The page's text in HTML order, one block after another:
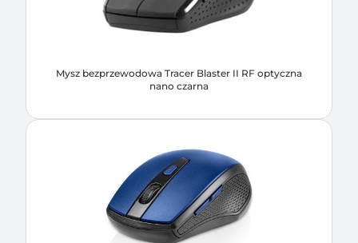
Mysz bezprzewodowa Tracer Blaster II RF optyczna
nano czarna